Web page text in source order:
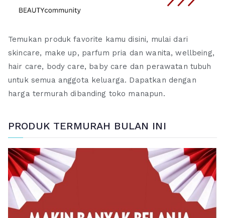
Temukan produk favorite kamu disini, mulai dari
skincare, make up, parfum pria dan wanita, wellbeing,
hair care, body care, baby care dan perawatan tubuh
untuk semua anggota keluarga. Dapatkan dengan
harga termurah dibanding toko manapun.
PRODUK TERMURAH BULAN INI